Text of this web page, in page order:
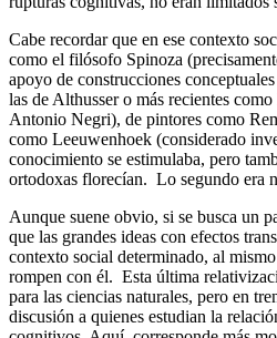
Cabe recordar que en ese contexto
como el filósofo Spinoza
apoyo de construcciones
las de Althusser o más recientes
Antonio Negri), de pintores como
como Leeuwenhoek (considerado
conocimiento se estimulaba, pero
ortodoxas florecían. Lo segundo era
Aunque suene obvio, si se busca un
que las grandes ideas con efectos
contexto social determinado, al
rompen con él. Esta última
para las ciencias naturales, pero en
discusión a quienes estudian la